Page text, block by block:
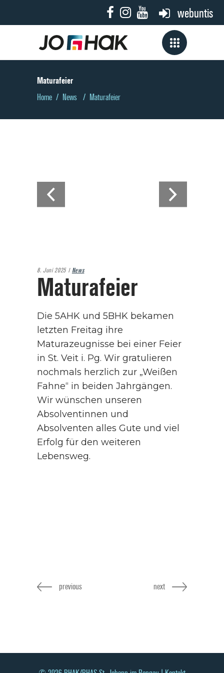
webuntis
Maturafeier
Home / News / Maturafeier
8. Juni 2025 News
Maturafeier
Die 5AHK und 5BHK bekamen
letzten Freitag ihre
Maturazeugnisse bei einer Feier
in St. Veit i. Pg. Wir gratulieren
nochmals herzlich zur „Weißen
Fahne“ in beiden Jahrgängen.
Wir wünschen unseren
Absolventinnen und
Absolventen alles Gute und viel
Erfolg für den weiteren
Lebensweg.
previous next